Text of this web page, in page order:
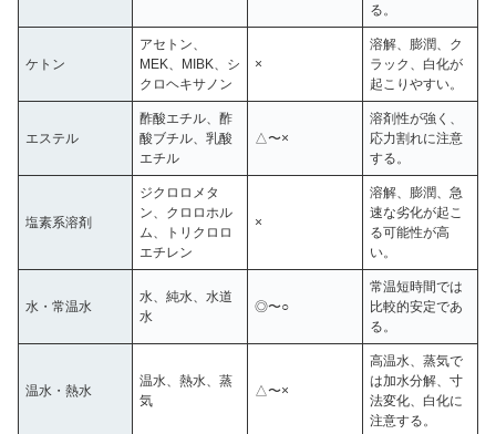
る。
ケトン
アセトン、
MEK、MIBK、シ
クロヘキサノン
×
溶解、膨潤、ク
ラック、白化が
起こりやすい。
エステル
酢酸エチル、酢
酸ブチル、乳酸
エチル
△〜×
溶剤性が強く、
応力割れに注意
する。
塩素系溶剤
ジクロロメタ
ン、クロロホル
ム、トリクロロ
エチレン
×
溶解、膨潤、急
速な劣化が起こ
る可能性が高
い。
水・常温水
水、純水、水道
水
◎〜○
常温短時間では
比較的安定であ
る。
温水・熱水
温水、熱水、蒸
気
△〜×
高温水、蒸気で
は加水分解、寸
法変化、白化に
注意する。